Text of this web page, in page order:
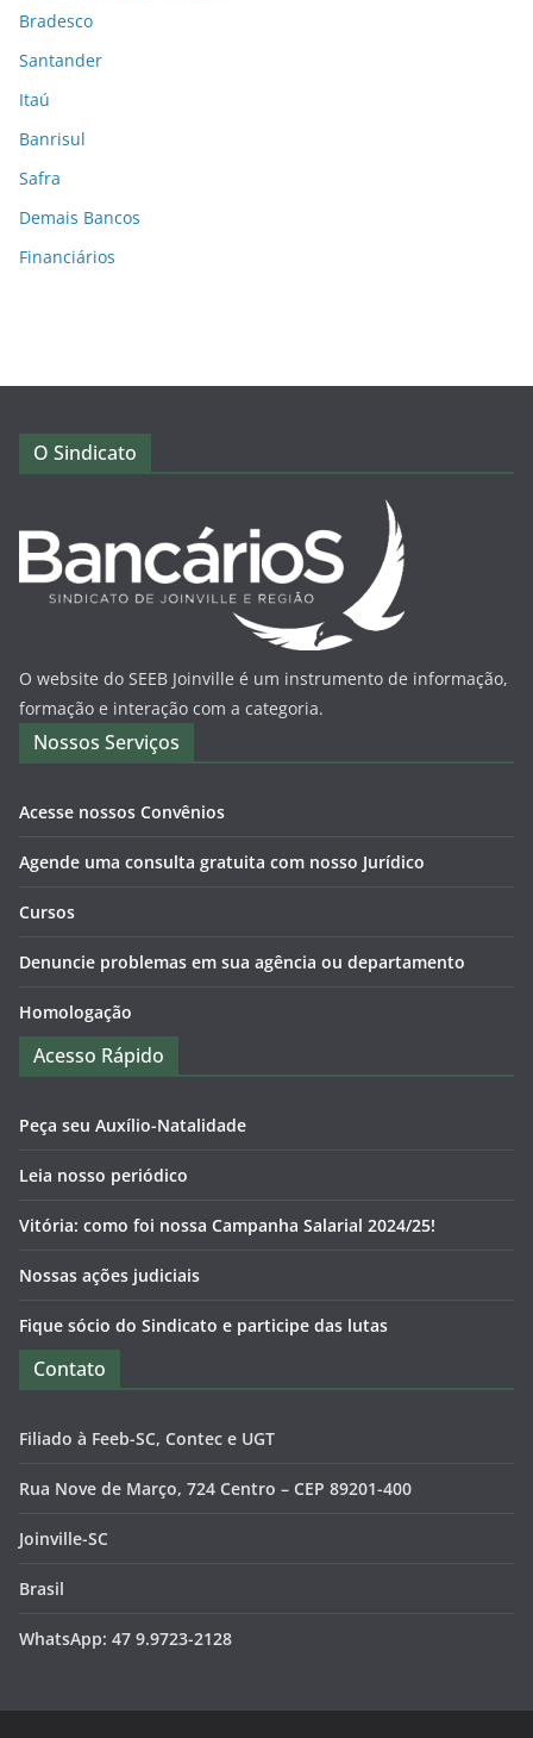
Bradesco
Santander
Itaú
Banrisul
Safra
Demais Bancos
Financiários
O Sindicato
O website do SEEB Joinville é um instrumento de informação,
formação e interação com a categoria.
Nossos Serviços
Acesse nossos Convênios
Agende uma consulta gratuita com nosso Jurídico
Cursos
Denuncie problemas em sua agência ou departamento
Homologação
Acesso Rápido
Peça seu Auxílio-Natalidade
Leia nosso periódico
Vitória: como foi nossa Campanha Salarial 2024/25!
Nossas ações judiciais
Fique sócio do Sindicato e participe das lutas
Contato
Filiado à Feeb-SC, Contec e UGT
Rua Nove de Março, 724 Centro – CEP 89201-400
Joinville-SC
Brasil
WhatsApp: 47 9.9723-2128